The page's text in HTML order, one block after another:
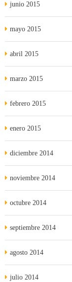
junio 2015
mayo 2015
abril 2015
marzo 2015
febrero 2015
enero 2015
diciembre 2014
noviembre 2014
octubre 2014
septiembre 2014
agosto 2014
julio 2014